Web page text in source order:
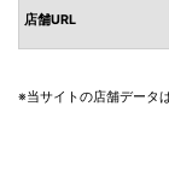
店舗URL
※当サイトの店舗データ